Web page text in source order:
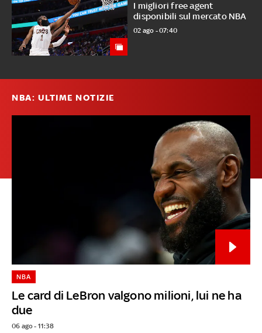
I migliori free agent
disponibili sul mercato NBA
02 ago - 07:40
NBA: ULTIME NOTIZIE
Le card di LeBron valgono milioni, lui ne ha
due
NBA
06 ago - 11:38